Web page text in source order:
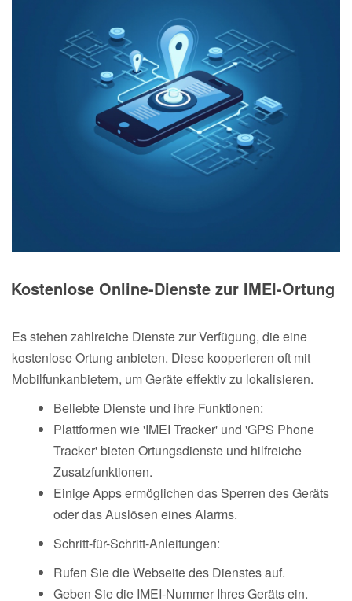
Kostenlose Online-Dienste zur IMEI-Ortung
Es stehen zahlreiche Dienste zur Verfügung, die eine
kostenlose Ortung anbieten. Diese kooperieren oft mit
Mobilfunkanbietern, um Geräte effektiv zu lokalisieren.
Beliebte Dienste und ihre Funktionen:
Plattformen wie 'IMEI Tracker' und 'GPS Phone
Tracker' bieten Ortungsdienste und hilfreiche
Zusatzfunktionen.
Einige Apps ermöglichen das Sperren des Geräts
oder das Auslösen eines Alarms.
Schritt-für-Schritt-Anleitungen:
Rufen Sie die Webseite des Dienstes auf.
Geben Sie die IMEI-Nummer Ihres Geräts ein.